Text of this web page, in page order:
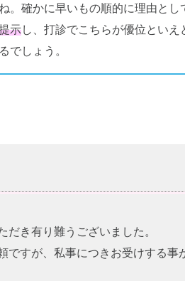
。確かに早いもの順的に理由とし
示し、打診でこちらが優位といえ
でしょう。
き有り難うございました。
ですが、私事につきお受けする事